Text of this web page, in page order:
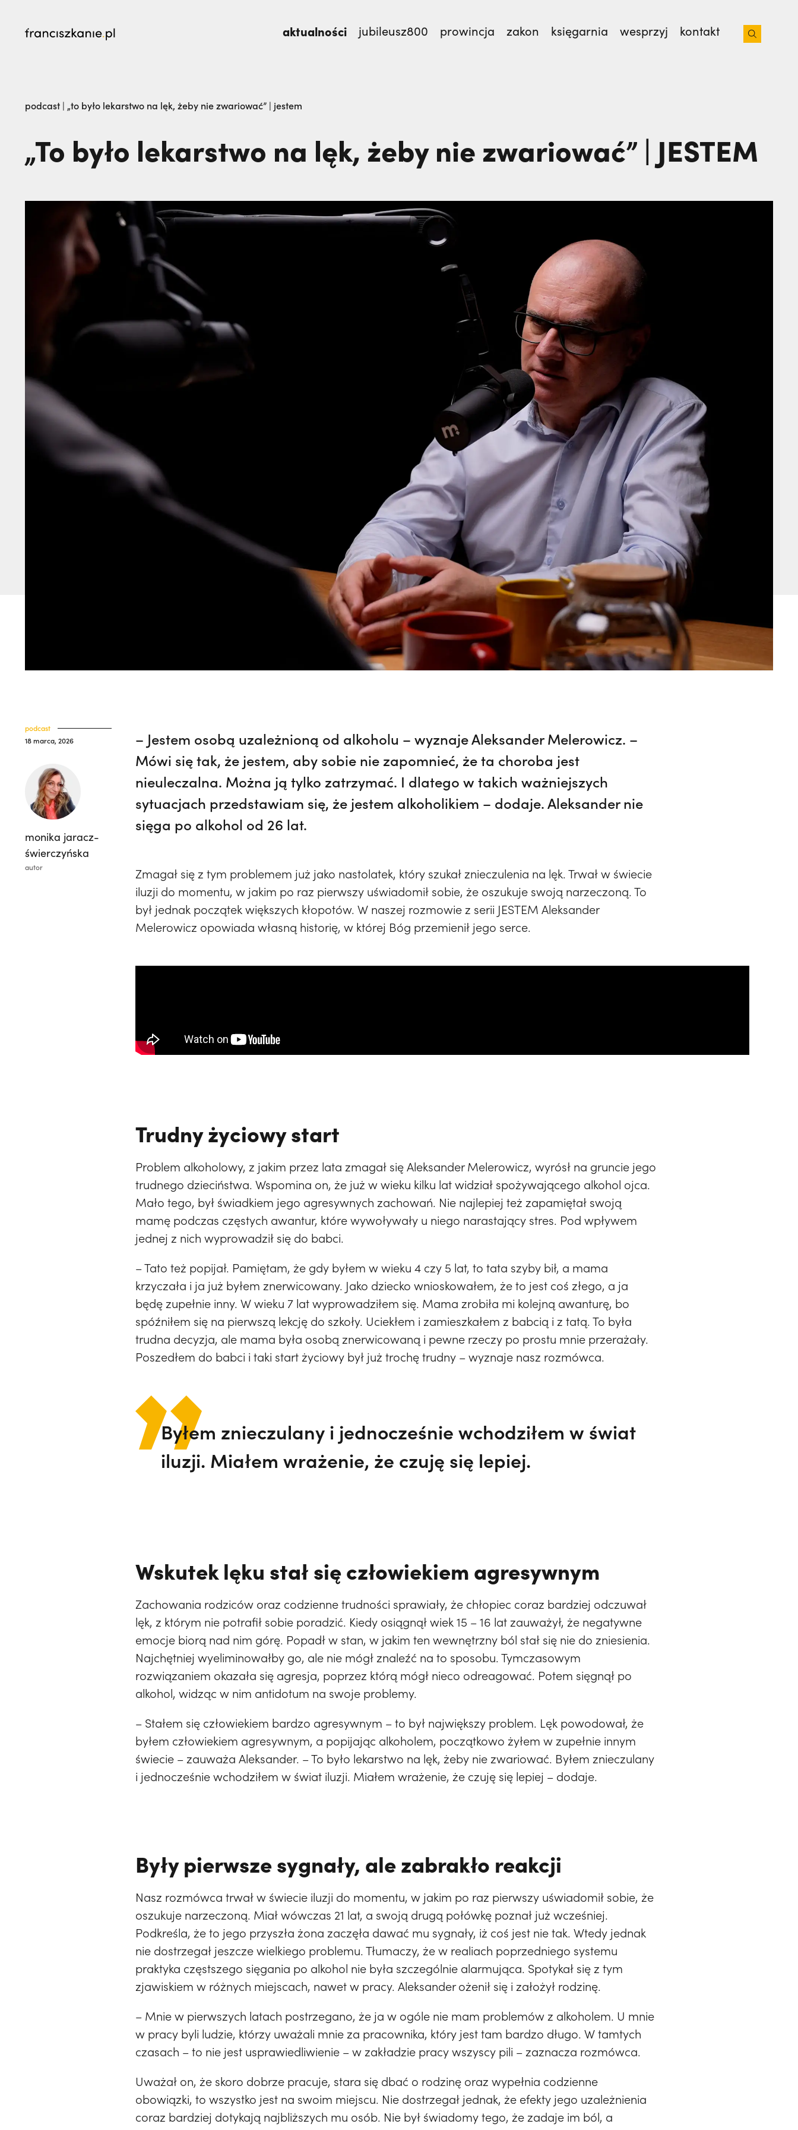
aktualności jubileusz800 prowincja zakon księgarnia wesprzyj kontakt
Kalwaria Pacławska zaprasza na Wielki Odpust.,Nigdy nie przestać ufać (Mt 14, 22-33) | o. Zdzisław Kijas,
podcast | „to było lekarstwo na lęk, żeby nie zwariować” | jestem
„To było lekarstwo na lęk, żeby nie zwariować” | JESTEM
podcast
18 marca, 2026
monika jaracz-
świerczyńska
autor
– Jestem osobą uzależnioną od alkoholu – wyznaje Aleksander Melerowicz. –
Mówi się tak, że jestem, aby sobie nie zapomnieć, że ta choroba jest
nieuleczalna. Można ją tylko zatrzymać. I dlatego w takich ważniejszych
sytuacjach przedstawiam się, że jestem alkoholikiem – dodaje. Aleksander nie
sięga po alkohol od 26 lat.
Zmagał się z tym problemem już jako nastolatek, który szukał znieczulenia na lęk. Trwał w świecie
iluzji do momentu, w jakim po raz pierwszy uświadomił sobie, że oszukuje swoją narzeczoną. To
był jednak początek większych kłopotów. W naszej rozmowie z serii JESTEM Aleksander
Melerowicz opowiada własną historię, w której Bóg przemienił jego serce.
Trudny życiowy start
Problem alkoholowy, z jakim przez lata zmagał się Aleksander Melerowicz, wyrósł na gruncie jego
trudnego dzieciństwa. Wspomina on, że już w wieku kilku lat widział spożywającego alkohol ojca.
Mało tego, był świadkiem jego agresywnych zachowań. Nie najlepiej też zapamiętał swoją
mamę podczas częstych awantur, które wywoływały u niego narastający stres. Pod wpływem
jednej z nich wyprowadził się do babci.
– Tato też popijał. Pamiętam, że gdy byłem w wieku 4 czy 5 lat, to tata szyby bił, a mama
krzyczała i ja już byłem znerwicowany. Jako dziecko wnioskowałem, że to jest coś złego, a ja
będę zupełnie inny. W wieku 7 lat wyprowadziłem się. Mama zrobiła mi kolejną awanturę, bo
spóźniłem się na pierwszą lekcję do szkoły. Uciekłem i zamieszkałem z babcią i z tatą. To była
trudna decyzja, ale mama była osobą znerwicowaną i pewne rzeczy po prostu mnie przerażały.
Poszedłem do babci i taki start życiowy był już trochę trudny – wyznaje nasz rozmówca.
Byłem znieczulany i jednocześnie wchodziłem w świat
iluzji. Miałem wrażenie, że czuję się lepiej.
Wskutek lęku stał się człowiekiem agresywnym
Zachowania rodziców oraz codzienne trudności sprawiały, że chłopiec coraz bardziej odczuwał
lęk, z którym nie potrafił sobie poradzić. Kiedy osiągnął wiek 15 – 16 lat zauważył, że negatywne
emocje biorą nad nim górę. Popadł w stan, w jakim ten wewnętrzny ból stał się nie do zniesienia.
Najchętniej wyeliminowałby go, ale nie mógł znaleźć na to sposobu. Tymczasowym
rozwiązaniem okazała się agresja, poprzez którą mógł nieco odreagować. Potem sięgnął po
alkohol, widząc w nim antidotum na swoje problemy.
– Stałem się człowiekiem bardzo agresywnym – to był największy problem. Lęk powodował, że
byłem człowiekiem agresywnym, a popijając alkoholem, początkowo żyłem w zupełnie innym
świecie – zauważa Aleksander. – To było lekarstwo na lęk, żeby nie zwariować. Byłem znieczulany
i jednocześnie wchodziłem w świat iluzji. Miałem wrażenie, że czuję się lepiej – dodaje.
Były pierwsze sygnały, ale zabrakło reakcji
Nasz rozmówca trwał w świecie iluzji do momentu, w jakim po raz pierwszy uświadomił sobie, że
oszukuje narzeczoną. Miał wówczas 21 lat, a swoją drugą połówkę poznał już wcześniej.
Podkreśla, że to jego przyszła żona zaczęła dawać mu sygnały, iż coś jest nie tak. Wtedy jednak
nie dostrzegał jeszcze wielkiego problemu. Tłumaczy, że w realiach poprzedniego systemu
praktyka częstszego sięgania po alkohol nie była szczególnie alarmująca. Spotykał się z tym
zjawiskiem w różnych miejscach, nawet w pracy. Aleksander ożenił się i założył rodzinę.
– Mnie w pierwszych latach postrzegano, że ja w ogóle nie mam problemów z alkoholem. U mnie
w pracy byli ludzie, którzy uważali mnie za pracownika, który jest tam bardzo długo. W tamtych
czasach – to nie jest usprawiedliwienie – w zakładzie pracy wszyscy pili – zaznacza rozmówca.
Uważał on, że skoro dobrze pracuje, stara się dbać o rodzinę oraz wypełnia codzienne
obowiązki, to wszystko jest na swoim miejscu. Nie dostrzegał jednak, że efekty jego uzależnienia
coraz bardziej dotykają najbliższych mu osób. Nie był świadomy tego, że zadaje im ból, a